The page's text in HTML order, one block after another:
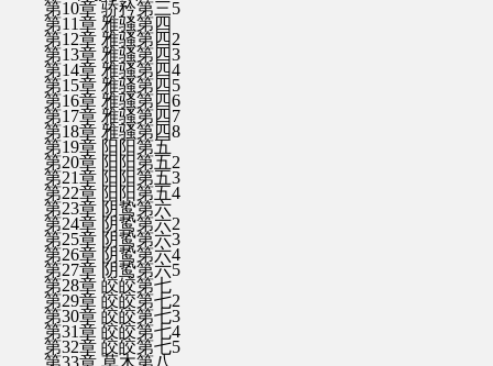
第10章 骄矜第三5
第11章 雅骚第四
第12章 雅骚第四2
第13章 雅骚第四3
第14章 雅骚第四4
第15章 雅骚第四5
第16章 雅骚第四6
第17章 雅骚第四7
第18章 雅骚第四8
第19章 阳阳第五
第20章 阳阳第五2
第21章 阳阳第五3
第22章 阳阳第五4
第23章 阴鸷第六
第24章 阴鸷第六2
第25章 阴鸷第六3
第26章 阴鸷第六4
第27章 阴鸷第六5
第28章 皎皎第七
第29章 皎皎第七2
第30章 皎皎第七3
第31章 皎皎第七4
第32章 皎皎第七5